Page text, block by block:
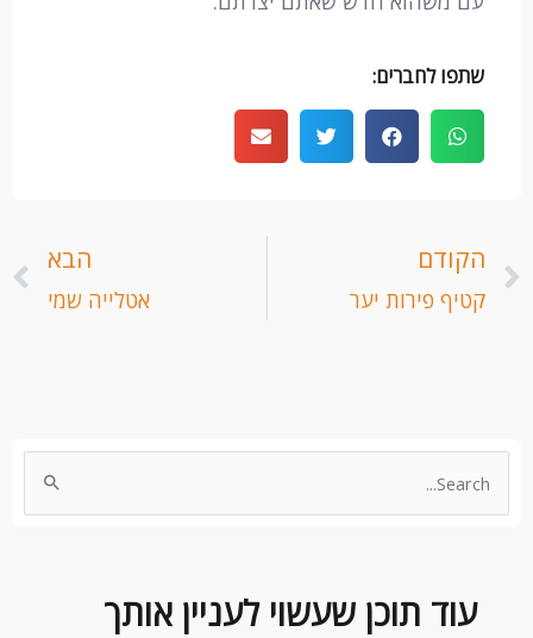
שתפו לחברים:
הקודם
קטיף פירות יער
הבא
אטלייה שמי
Search
for:
עוד תוכן שעשוי לעניין אותך